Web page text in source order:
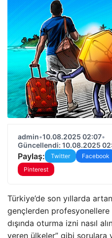
admin•10.08.2025 02:07•
Güncellendi: 10.08.2025
Paylaş: Twitter Facebook
Pinterest
Türkiye’de son yıllarda
gençlerden
dışında oturma izni nasıl
veren ülkeler” gibi sorulara